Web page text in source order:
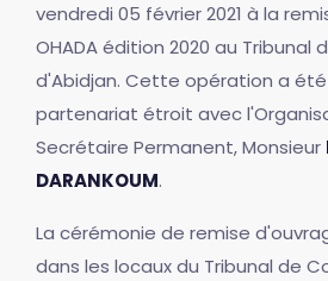
vendredi 05 février 2021 à la
OHADA édition 2020 au Tribunal
d'Abidjan. Cette opération a
partenariat étroit avec
Secrétaire Permanent, Monsieur
DARANKOUM.
La cérémonie de remise
dans les locaux du Tribunal de